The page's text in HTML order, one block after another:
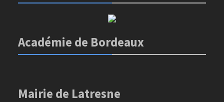
Académie de Bordeaux
Mairie de Latresne